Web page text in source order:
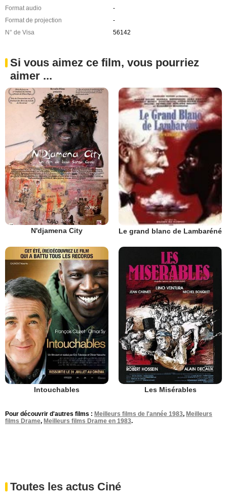
Format audio
-
Format de projection
-
N° de Visa
56142
Si vous aimez ce film, vous pourriez
aimer ...
N'djamena City Le grand blanc de Lambaréné
Intouchables Les Misérables
Pour découvrir d'autres films : Meilleurs films de l'année 1983, Meilleurs
films Drame, Meilleurs films Drame en 1983.
Toutes les actus Ciné